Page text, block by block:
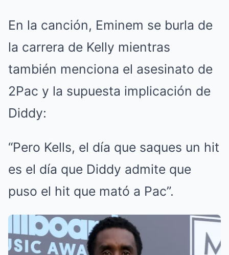
En la canción, Eminem se burla de
la carrera de Kelly mientras
también menciona el asesinato de
2Pac y la supuesta implicación de
Diddy:
“Pero Kells, el día que saques un hit
es el día que Diddy admite que
puso el hit que mató a Pac”.